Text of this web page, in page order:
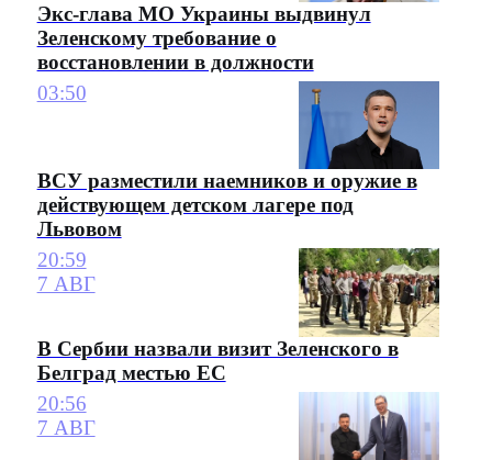
Экс-глава МО Украины выдвинул
Зеленскому требование о
восстановлении в должности
03:50
ВСУ разместили наемников и оружие в
действующем детском лагере под
Львовом
20:59
7 АВГ
В Сербии назвали визит Зеленского в
Белград местью ЕС
20:56
7 АВГ